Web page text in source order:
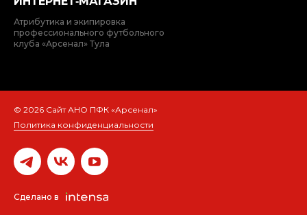
Атрибутика и экипировка
профессионального футбольного
клуба «Арсенал» Тула
© 2026 Сайт АНО ПФК «Арсенал»
Политика конфиденциальности
Сделано в